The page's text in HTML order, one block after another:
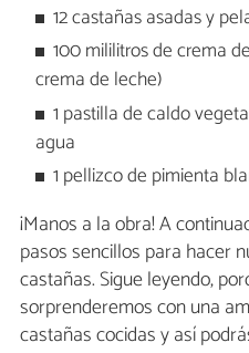
12 castañas asadas y
100 mililitros de crema
crema de leche)
1 pastilla de caldo
agua
1 pellizco de pimienta
¡Manos a la obra! A
pasos sencillos para hacer
castañas. Sigue leyendo,
sorprenderemos con una
castañas cocidas y así